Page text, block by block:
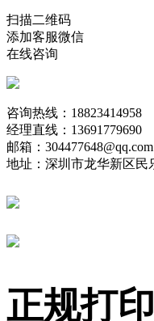
扫描二维码
添加客服微信
在线咨询
咨询热线：18823414958
经理直线：13691779690
邮箱：304477648@qq.com
地址：深圳市龙华新区民
正规打